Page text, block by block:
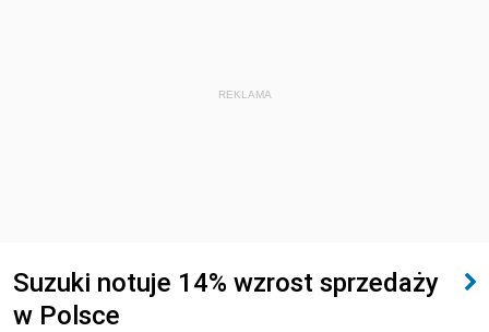
REKLAMA
Suzuki notuje 14% wzrost sprzedaży
w Polsce